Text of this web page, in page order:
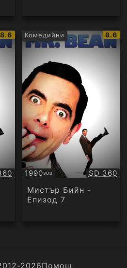
IMDb
рейтинг:
8.6 Комедийни
IMDb
8.6
1990SUB
Субтитри SD 360
Мистър Бийн -
Епизод 7
2026Помощ